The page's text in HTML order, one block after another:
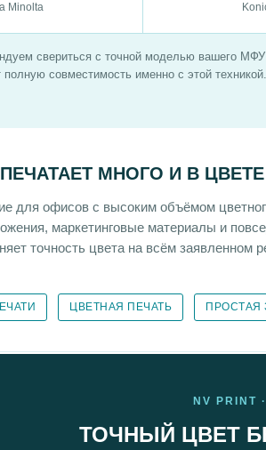
Minolta
свериться с точной моделью вашего
полную совместимость именно с этой техникой.
МНОГО И В ЦВЕТЕ
для офисов с высоким объёмом
маркетинговые материалы и
точность цвета на всём заявленном
ЦВЕТНАЯ ПЕЧАТЬ ПРОСТАЯ
NV PRINT
ТОЧНЫЙ ЦВЕТ